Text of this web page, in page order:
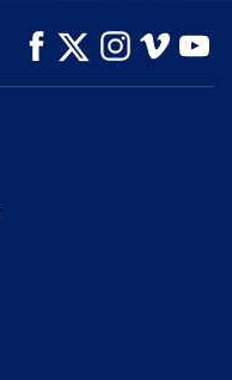
UTFORSKA
SERIEN